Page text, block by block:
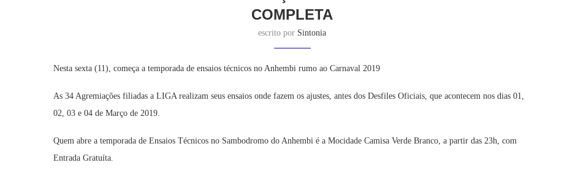
COMPLETA
escrito por Sintonia
Nesta sexta (11), começa a temporada de ensaios técnicos no Anhembi rumo ao Carnaval 2019
As 34 Agremiações filiadas a LIGA realizam seus ensaios onde fazem os ajustes, antes dos Desfiles Oficiais, que acontecem nos dias 01,
02, 03 e 04 de Março de 2019.
Quem abre a temporada de Ensaios Técnicos no Sambodromo do Anhembi é a Mocidade Camisa Verde Branco, a partir das 23h, com
Entrada Gratuíta.